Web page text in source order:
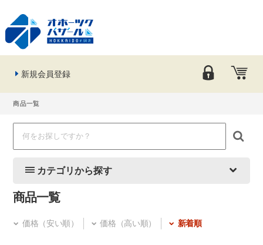
新規会員登録
商品一覧
カテゴリから探す
商品一覧
価格（安い順） 価格（高い順） 新着順